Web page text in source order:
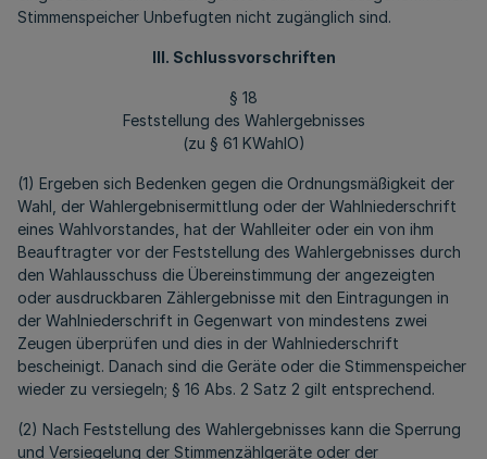
Stimmenspeicher Unbefugten nicht zugänglich sind.
III. Schlussvorschriften
§ 18
Feststellung des Wahlergebnisses
(zu § 61 KWahlO)
(1) Ergeben sich Bedenken gegen die Ordnungsmäßigkeit der
Wahl, der Wahlergebnisermittlung oder der Wahlniederschrift
eines Wahlvorstandes, hat der Wahlleiter oder ein von ihm
Beauftragter vor der Feststellung des Wahlergebnisses durch
den Wahlausschuss die Übereinstimmung der angezeigten
oder ausdruckbaren Zählergebnisse mit den Eintragungen in
der Wahlniederschrift in Gegenwart von mindestens zwei
Zeugen überprüfen und dies in der Wahlniederschrift
bescheinigt. Danach sind die Geräte oder die Stimmenspeicher
wieder zu versiegeln; § 16 Abs. 2 Satz 2 gilt entsprechend.
(2) Nach Feststellung des Wahlergebnisses kann die Sperrung
und Versiegelung der Stimmenzählgeräte oder der